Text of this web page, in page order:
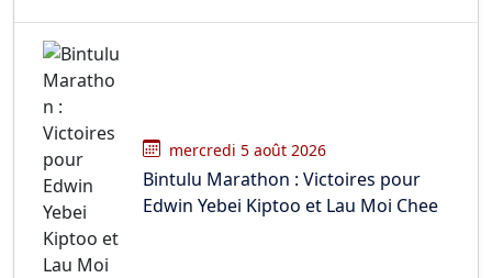
mercredi 5 août 2026
Bintulu Marathon : Victoires pour
Edwin Yebei Kiptoo et Lau Moi Chee